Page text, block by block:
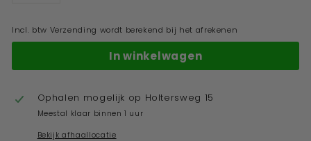
Incl. btw Verzending wordt berekend bij het afrekenen
In winkelwagen
Ophalen mogelijk op Holtersweg 15
Meestal klaar binnen 1 uur
Bekijk afhaallocatie